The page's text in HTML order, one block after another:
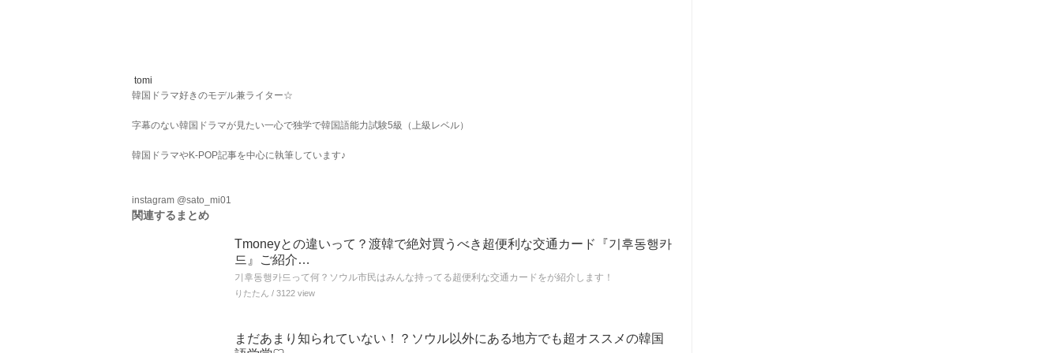
tomi
韓国ドラマ好きのモデル兼ライター☆
字幕のない韓国ドラマが見たい一心で独学で韓国語能力試験5級（上級レベル）
韓国ドラマやK-POP記事を中心に執筆しています♪
instagram @sato_mi01
関連するまとめ
Tmoneyとの違いって？渡韓で絶対買うべき超便利な交通カード『기후동행카
드』ご紹介…
기후동행카드って何？ソウル市民はみんな持ってる超便利な交通カードをが紹介します！
りたたん / 3122 view
まだあまり知られていない！？ソウル以外にある地方でも超オススメの韓国